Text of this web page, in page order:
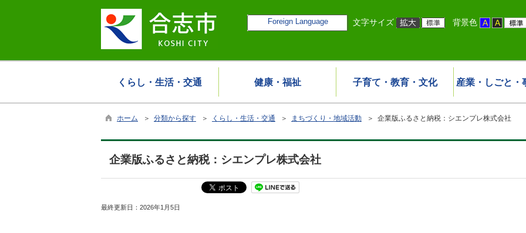
Foreign Language 文字サイズ 背景色
くらし・生活・交通 健康・福祉 子育て・教育・文化 産業・しごと・
ホーム ＞ 分類から探す ＞ くらし・生活・交通 ＞ まちづくり・地域活動 ＞ 企業版ふるさと納税：シエンプレ株式会社
企業版ふるさと納税：シエンプレ株式会社
最終更新日： 2026年1月5日